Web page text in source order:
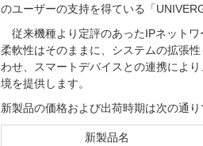
のユーザーの支持を得ている「
従来機種より定評のあったIPネットワ
柔軟性はそのままに、システムの拡張
わせ、スマートデバイスとの連携によ
境を提供します。
新製品の価格および出荷時期は次の通り
新製品名